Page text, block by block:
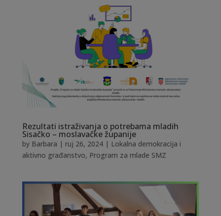
Rezultati istraživanja o potrebama mladih
Sisačko – moslavačke županije
by Barbara | ruj 26, 2024| Lokalna demokracija i
aktivno građanstvo, Program za mlade SMZ